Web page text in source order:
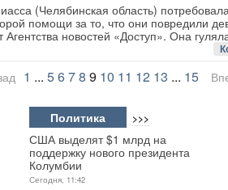
(Челябинская область)
помощи за то, что они повредили
Агентства новостей «Доступ». Она
1 ... 5678 9 10 11 12 13 ... 15
Политика >>>
США выделят $1 млрд на
поддержку нового президента
Колумбии
Сегодня, 11:42